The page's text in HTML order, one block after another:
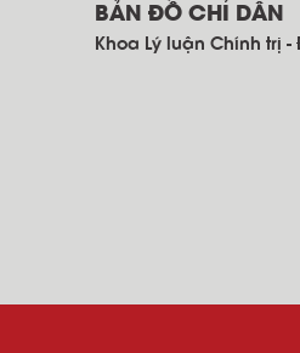
BẢN ĐỒ CHỈ DẪN
Khoa Lý luận Chính trị